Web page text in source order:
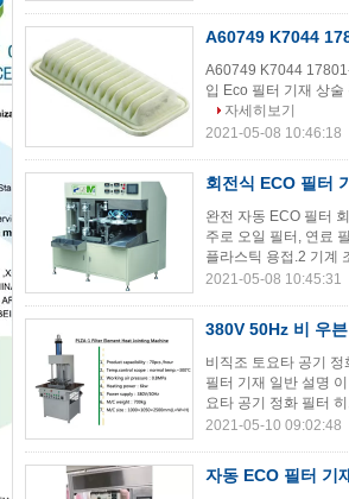
A60749 K7044
A60749 K7044
입 Eco 필터 기재 상
자세히보기
2021-05-08 10:46:18
회전식 ECO 필터
완전 자동 ECO 필터
주로 오일 필터, 연료
플라스틱 용접.2 기계
2021-05-08 10:45:31
380V 50Hz 비 우
비직조 토요타 공기
필터 기재 일반 설명
요타 공기 정화 필터
2021-05-10 09:02:48
자동 ECO 필터 기